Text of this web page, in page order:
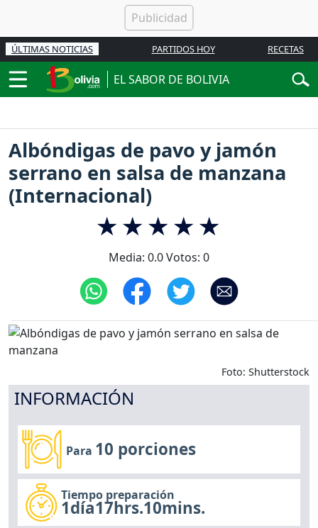
ÚLTIMAS NOTICIAS PARTIDOS HOY RECETAS
EL SABOR DE BOLIVIA
Albóndigas de pavo y jamón
serrano en salsa de manzana
(Internacional)
Media: 0.0Votos: 0
Foto: Shutterstock
INFORMACIÓN
Para 10 porciones
Tiempo preparación
1día17hrs.10mins.